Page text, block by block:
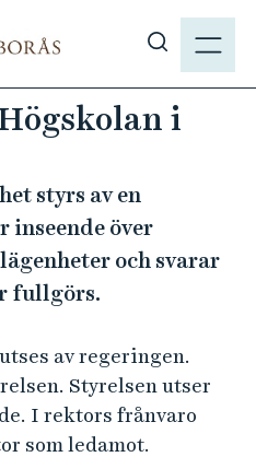
N
i
s
ö
k
p
b
.
s
e
i
styrs av en
inseende över
och svarar
fullgörs.
av regeringen.
Styrelsen utser
I rektors frånvaro
som ledamot.